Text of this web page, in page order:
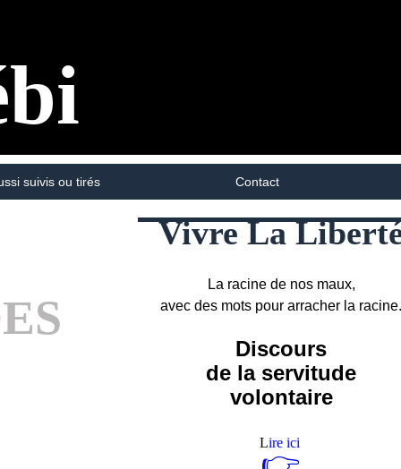
suivis ou tirés Contact
Vivre La
La racine de nos maux,
avec des mots pour arracher la racine.
Discours
de la servitude
volontaire
Lire ici